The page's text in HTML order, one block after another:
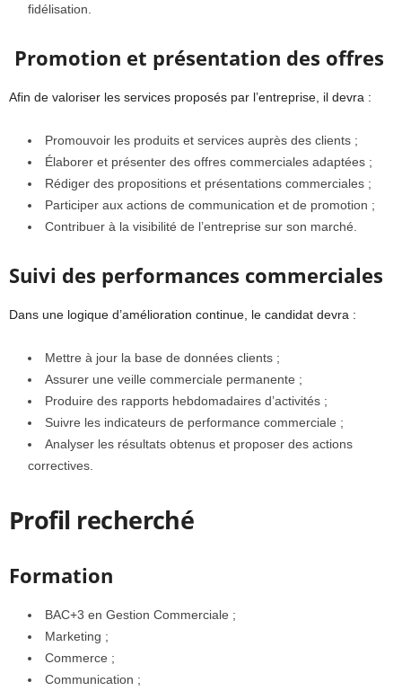
fidélisation.
Promotion et présentation des offres
Afin de valoriser les services proposés par l’entreprise, il devra :
Promouvoir les produits et services auprès des clients ;
Élaborer et présenter des offres commerciales adaptées ;
Rédiger des propositions et présentations commerciales ;
Participer aux actions de communication et de promotion ;
Contribuer à la visibilité de l’entreprise sur son marché.
Suivi des performances commerciales
Dans une logique d’amélioration continue, le candidat devra :
Mettre à jour la base de données clients ;
Assurer une veille commerciale permanente ;
Produire des rapports hebdomadaires d’activités ;
Suivre les indicateurs de performance commerciale ;
Analyser les résultats obtenus et proposer des actions
correctives.
Profil recherché
Formation
BAC+3 en Gestion Commerciale ;
Marketing ;
Commerce ;
Communication ;